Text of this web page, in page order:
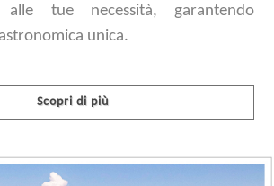
tue necessità, garantendo
unica.
Scopri di più